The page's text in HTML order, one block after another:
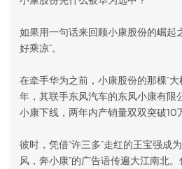
如果用一句话来回顾小康股份的崛起
好乘凉”。
在牵手华为之前，小康股份的那棵“
年，其联手东风汽车的东风小康有
小康下线，两年内产销量双双突破10
彼时，凭借“许三多”走红的王宝强成
风，奔小康”的广告语传遍大江南北